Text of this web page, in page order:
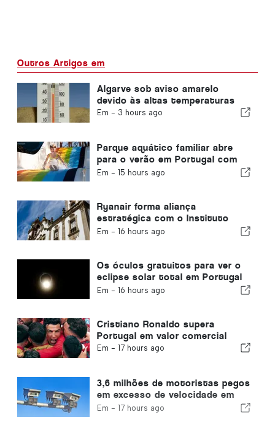
Outros Artigos em
Algarve sob aviso amarelo
devido às altas temperaturas
Em - 3 hours ago
Parque aquático familiar abre
para o verão em Portugal com
ingressos de €2
Em - 15 hours ago
Ryanair forma aliança
estratégica com o Instituto
Piaget de Viseu para a Formação
Em - 16 hours ago
Os óculos gratuitos para ver o
eclipse solar total em Portugal
acabaram
Em - 16 hours ago
Cristiano Ronaldo supera
Portugal em valor comercial
Em - 17 hours ago
3,6 milhões de motoristas pegos
em excesso de velocidade em
Portugal em 10 anos
Em - 17 hours ago